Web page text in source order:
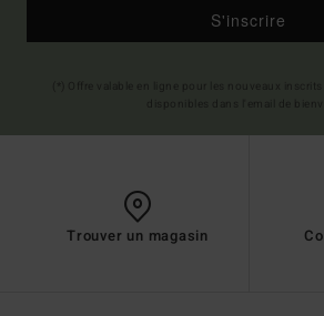
S'inscrire
Trouver un magasin